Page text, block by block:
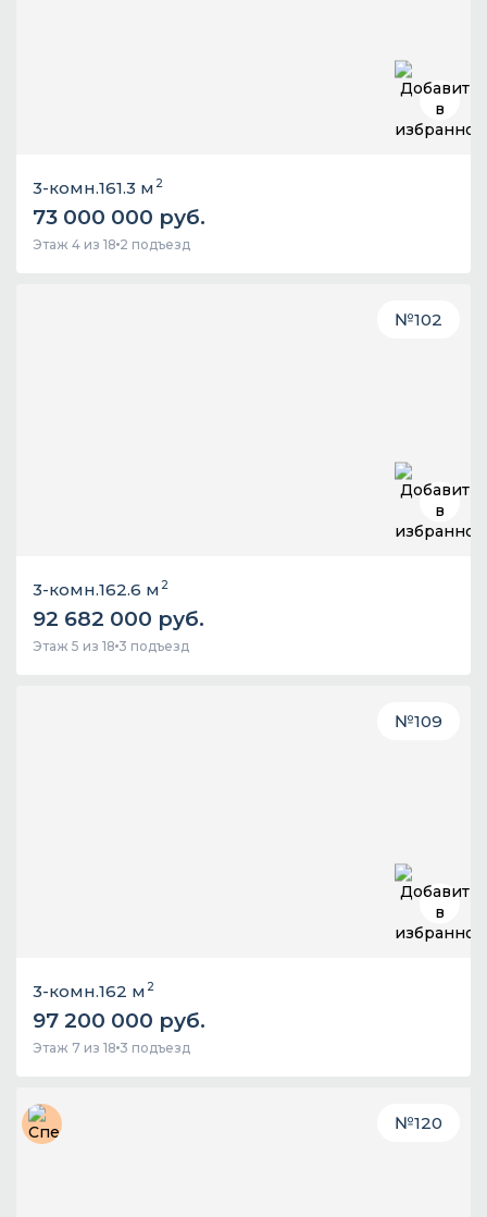
3-комн.161.3 м 2
73 000 000 руб.
Этаж 4 из 18 2 подъезд
№102
3-комн.162.6 м 2
92 682 000 руб.
Этаж 5 из 18 3 подъезд
№109
3-комн.162 м 2
97 200 000 руб.
Этаж 7 из 18 3 подъезд
№120